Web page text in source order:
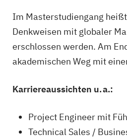
Im Masterstudiengang
Denkweisen mit globaler
erschlossen werden. Am
akademischen Weg mit
Karriereaussichten u. a.:
Project Engineer mit
Technical Sales /